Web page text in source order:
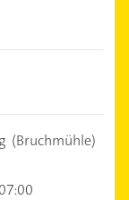
(Bruchmühle)